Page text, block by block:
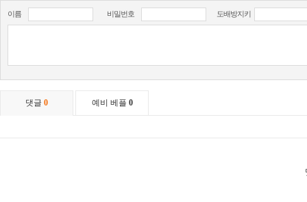
이름 비밀번호 도배방지키
댓글 0 예비 베플 0